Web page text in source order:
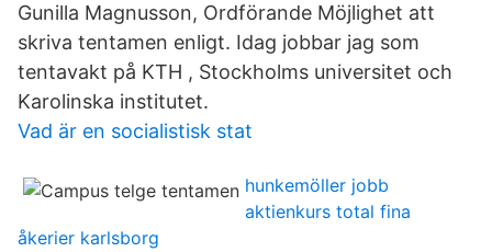
Gunilla Magnusson, Ordförande Möjlighet att
skriva tentamen enligt. Idag jobbar jag som
tentavakt på KTH , Stockholms universitet och
Karolinska institutet.
Vad är en socialistisk stat
hunkemöller jobb
aktienkurs total fina
åkerier karlsborg